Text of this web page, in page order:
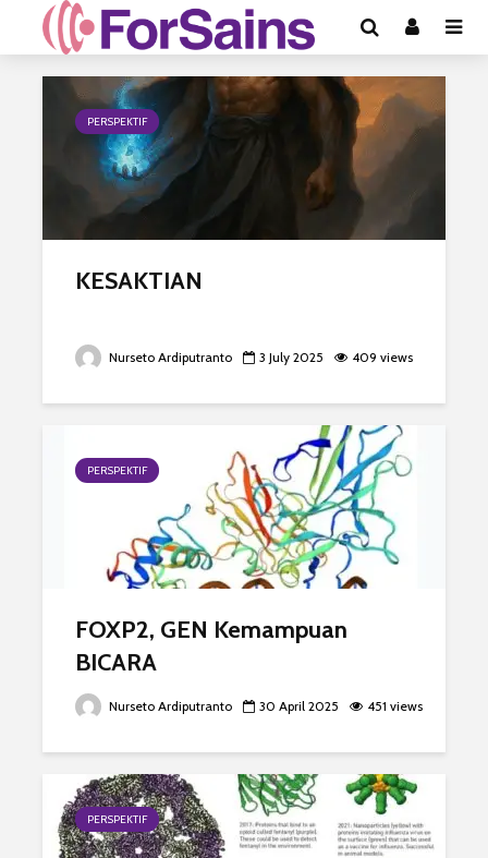
PERSPEKTIF
KESAKTIAN
Nurseto Ardiputranto 3 July 2025 409 views
PERSPEKTIF
FOXP2, GEN Kemampuan
BICARA
Nurseto Ardiputranto 30 April 2025 451 views
PERSPEKTIF